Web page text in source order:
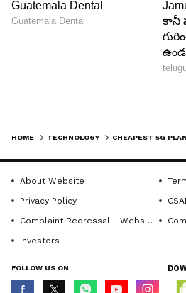
ఇండియాలోని ప్రముఖ టెలికాం
టెల్, వొడాఫోన్ ఐడియా రీచార్జ్
విషయంలో జియో అందరికంటే
ఐడియా ప్రారంభ 5G ప్లాన్ ₹349,
ఉండగా జియో కేవలం ₹198కే
మీ ఎంపిక మారవచ్చు. తక్కువ
పర్వాలేదు, చాలా తక్కువ ధరలో
అనుకునేవారికి ప్రస్తుతం జియో
HOME TECHNOLOGY
About Website
Privacy Policy
Complaint Redressal - Website
Investors
FOLLOW US ON